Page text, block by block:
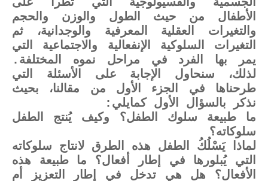
الأطفال من حيث الطول والوزن والحجم
والتغيرات العقلية المعرفية والوجدانية، ثم
التغيرات السلوكية الإنفعالية والاجتماعية التي
يمر بها الفرد في مراحل نموه المختلفة.
لذلك، سنحاول الإجابة على الأسئلة التي
طرحناها في الجزء الأول من مقالنا، بحيث
نذكر بالسؤال الأول كمايلي:
ما طبيعة سلوك الطفل؟ وكيف يُنتج الطفل
سلوكاته؟
لماذا يَسْلُكُ الطفل هذه الطرق لانتاج سلوكاته
التي يُبلورها في إطار أفعال؟ ما طبيعة هذه
الأفعال؟ هل هي تدخل في إطار التعزيز أم